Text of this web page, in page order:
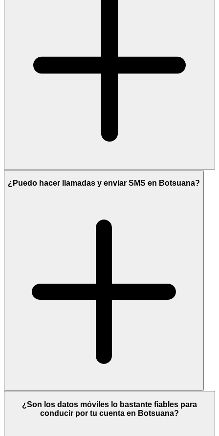
¿Puedo hacer llamadas y enviar SMS en Botsuana?
¿Son los datos móviles lo bastante fiables para
conducir por tu cuenta en Botsuana?